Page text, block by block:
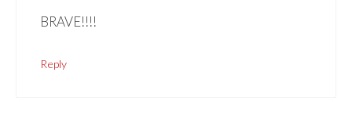
BRAVE!!!!
Reply